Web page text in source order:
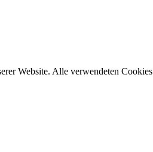
Website. Alle verwendeten